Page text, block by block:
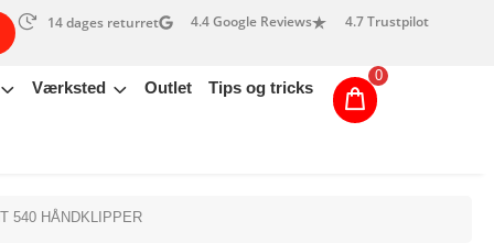
14 dages returret 4.4 Google Reviews 4.7 Trustpilot
Værksted Outlet Tips og tricks
0
540 HÅNDKLIPPER